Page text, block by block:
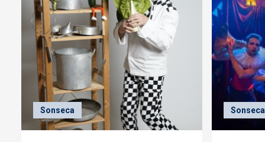
Sonseca Sonseca